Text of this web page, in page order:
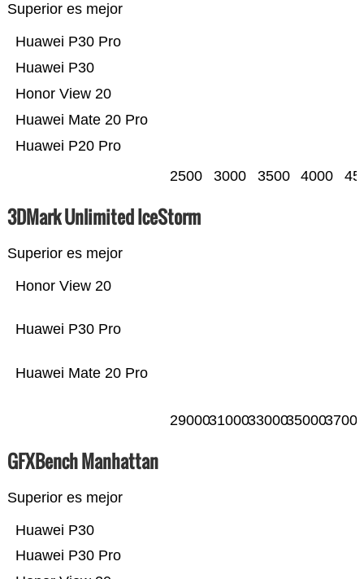
Superior es mejor
Huawei P20 Pro
Huawei Mate 20 Pro
Honor View 20
Huawei P30
Huawei P30 Pro
2500 3000 3500 4000
3DMark Unlimited IceStorm
Superior es mejor
Huawei Mate 20 Pro
Huawei P30 Pro
Honor View 20
29000310003300035000
GFXBench Manhattan
Superior es mejor
Huawei P30 Pro
Huawei P30